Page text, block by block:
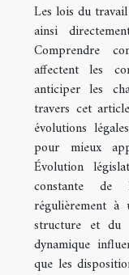
Les lois du
ainsi
Comprendre
affectent les
anticiper les
travers cet
évolutions
pour mieux
Évolution
constante
régulièrement
structure et du
dynamique
que les